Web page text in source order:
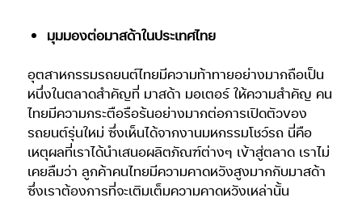
มุมมองต่อมาสด้าในประเทศไทย
อุตสาหกรรมรถยนต์ไทยมีความท้าทายอย่างมากถือเป็น
หนึ่งในตลาดสำคัญที่ มาสด้า มอเตอร์ ให้ความสำคัญ คน
ไทยมีความกระตือรือร้นอย่างมากต่อการเปิดตัวของ
รถยนต์รุ่นใหม่ ซึ่งเห็นได้จากงานมหกรรมโชว์รถ นี่คือ
เหตุผลที่เราได้นำเสนอผลิตภัณฑ์ต่างๆ เข้าสู่ตลาด เราไม่
เคยลืมว่า ลูกค้าคนไทยมีความคาดหวังสูงมากกับมาสด้า
ซึ่งเราต้องการที่จะเติมเต็มความคาดหวังเหล่านั้น